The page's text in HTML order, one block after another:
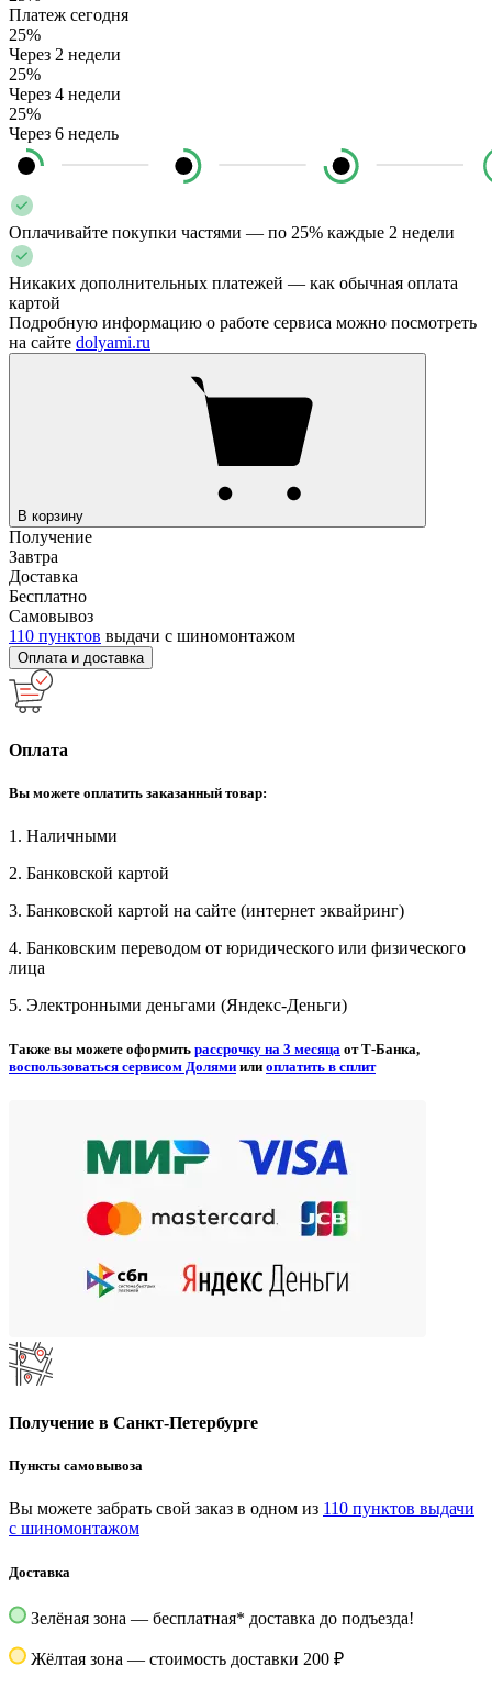
Платеж сегодня
25%
Через 2 недели
25%
Через 4 недели
25%
Через 6 недель
Оплачивайте покупки частями — по 25% каждые 2 недели
Никаких дополнительных платежей — как обычная оплата
картой
Подробную информацию о работе сервиса можно посмотреть
на сайте dolyami.ru
В корзину
Получение
Завтра
Доставка
Бесплатно
Самовывоз
110 пунктов выдачи с шиномонтажом
Оплата и доставка
Оплата
Вы можете оплатить заказанный товар:
1. Наличными
2. Банковской картой
3. Банковской картой на сайте (интернет эквайринг)
4. Банковским переводом от юридического или физического
лица
5. Электронными деньгами (Яндекс-Деньги)
Также вы можете оформить рассрочку на 3 месяца от Т-Банка,
воспользоваться сервисом Долями или оплатить в сплит
Получение в Санкт-Петербурге
Пункты самовывоза
Вы можете забрать свой заказ в одном из 110 пунктов выдачи
с шиномонтажом
Доставка
Зелёная зона — бесплатная* доставка до подъезда!
Жёлтая зона — стоимость доставки 200 ₽